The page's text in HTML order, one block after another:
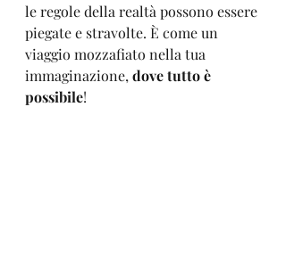
le regole della realtà possono essere
piegate e stravolte. È come un
viaggio mozzafiato nella tua
immaginazione, dove tutto è
possibile!